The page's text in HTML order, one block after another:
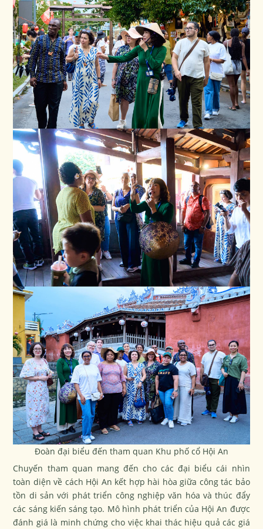
Đoàn đại biểu đến tham quan Khu phố cổ Hội An
Chuyến tham quan mang đến cho các đại biểu cái nhìn
toàn diện về cách Hội An kết hợp hài hòa giữa công tác bảo
tồn di sản với phát triển công nghiệp văn hóa và thúc đẩy
các sáng kiến sáng tạo. Mô hình phát triển của Hội An được
đánh giá là minh chứng cho việc khai thác hiệu quả các giá